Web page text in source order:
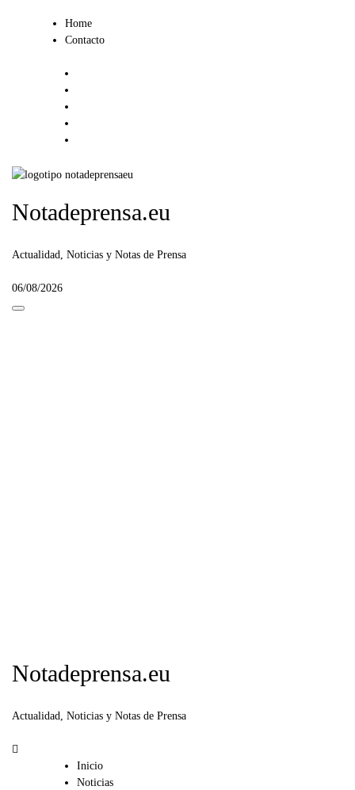
Home
Contacto
Notadeprensa.eu
Actualidad, Noticias y Notas de Prensa
06/08/2026
Notadeprensa.eu
Actualidad, Noticias y Notas de Prensa
Inicio
Noticias